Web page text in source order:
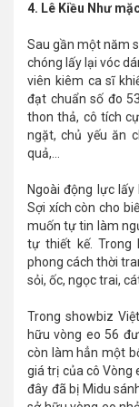
4. Lê Kiều Như
Sau gần một năm
chóng lấy lại vóc
viên kiêm ca sĩ
đạt chuẩn số đo
thon thả, cô tích
ngặt, chủ yếu ăn
quả,...
Ngoài động lực
Sợi xích còn cho
muốn tự tin làm
tự thiết kế. Trong
phong cách thời
sỏi, ốc, ngọc trai,
Trong showbiz
hữu vòng eo 56
còn làm hẳn một
giá trị của cô Vòng
đây đã bị Midu